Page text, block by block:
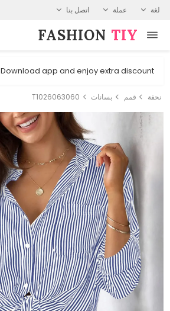
لغة عملة اتصل بنا
FASHION⁠ TIY
Download app and enjoy extra discount
نحفة قمم بسانات T1026063060